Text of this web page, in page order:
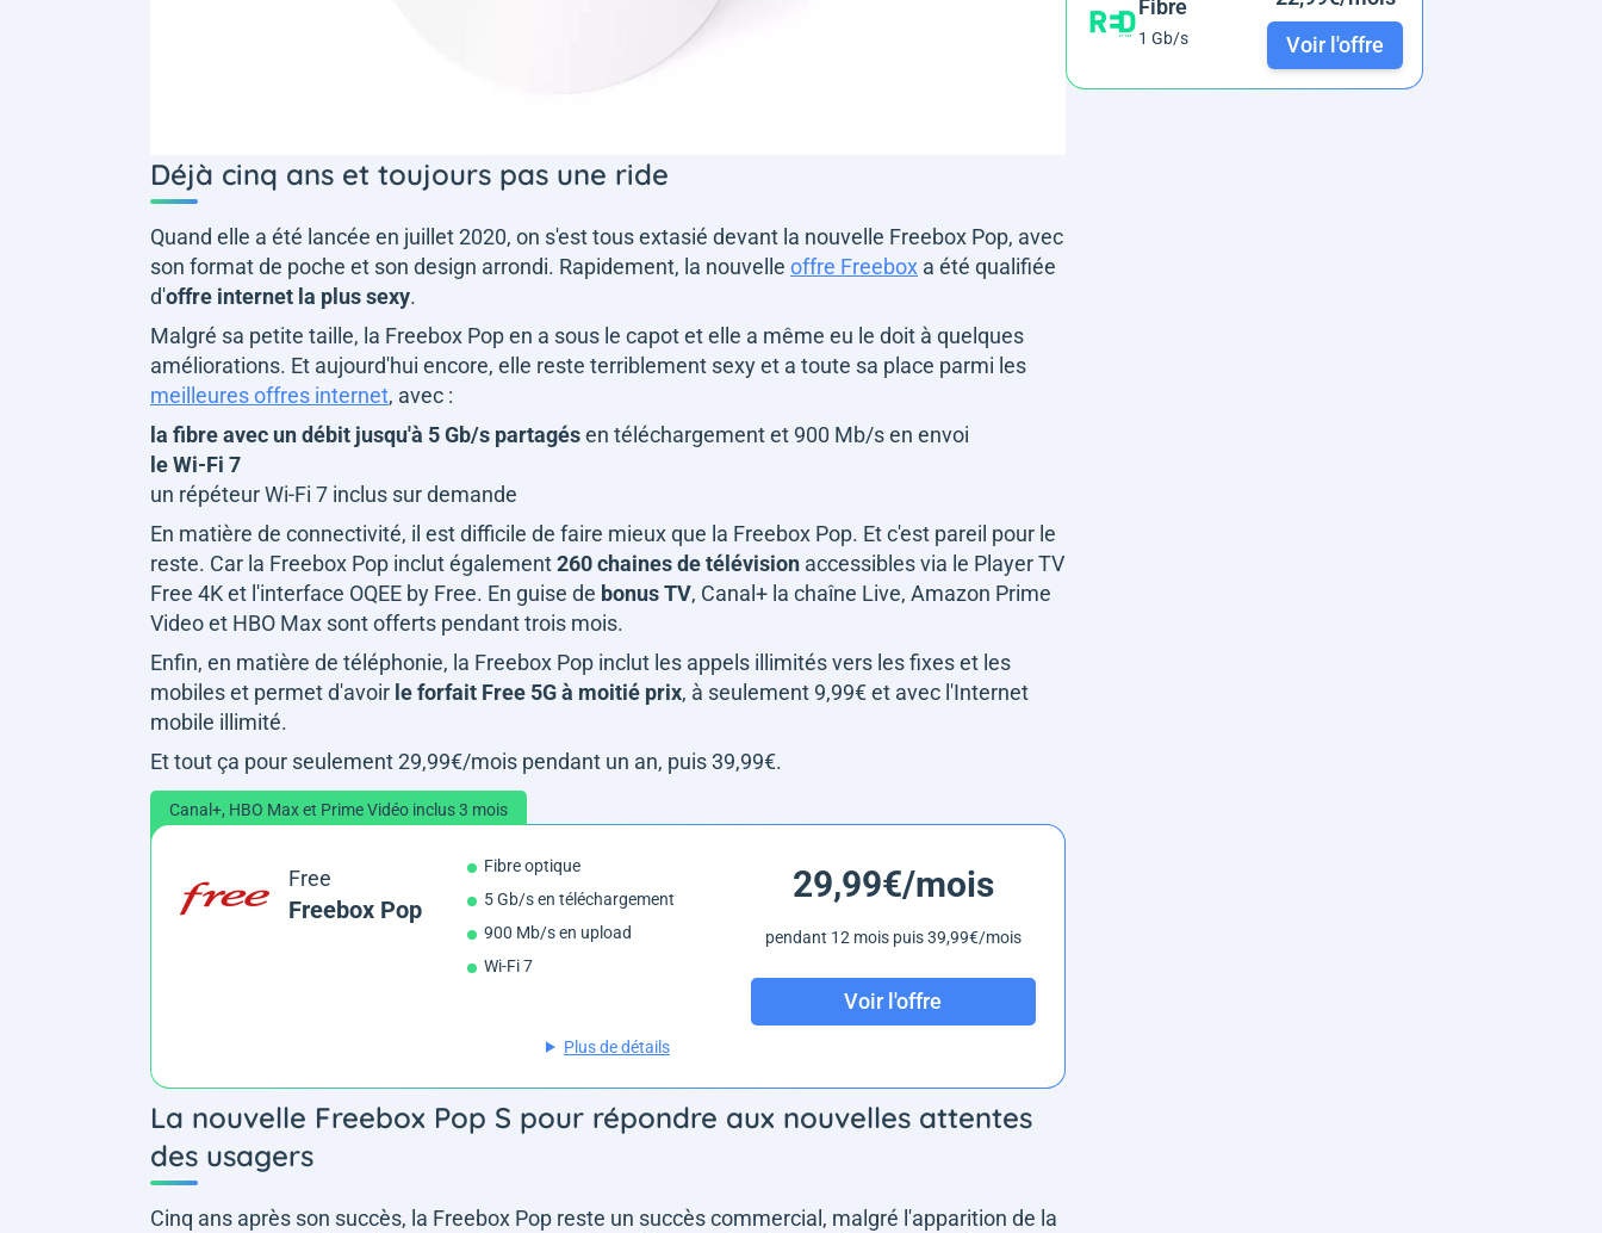
Déjà cinq ans et toujours pas une ride
Quand elle a été lancée en juillet 2020, on s'est tous extasié devant la nouvelle Freebox Pop, avec
son format de poche et son design arrondi. Rapidement, la nouvelle offre Freebox a été qualifiée
d'offre internet la plus sexy.
Malgré sa petite taille, la Freebox Pop en a sous le capot et elle a même eu le doit à quelques
améliorations. Et aujourd'hui encore, elle reste terriblement sexy et a toute sa place parmi les
meilleures offres internet, avec :
la fibre avec un débit jusqu'à 5 Gb/s partagésen téléchargement et 900 Mb/s en envoi
le Wi-Fi 7
un répéteur Wi-Fi 7 inclus sur demande
En matière de connectivité, il est difficile de faire mieux que la Freebox Pop. Et c'est pareil pour le
reste. Car la Freebox Pop inclut également260 chaines de télévision accessibles via le Player TV
Free 4K et l'interface OQEE by Free. En guise de bonus TV, Canal+ la chaîne Live, Amazon Prime
Video et HBO Max sont offerts pendant trois mois.
Enfin, en matière de téléphonie, la Freebox Pop inclut les appels illimités vers les fixes et les
mobiles et permet d'avoir le forfait Free 5G à moitié prix, à seulement 9,99€ et avec l'Internet
mobile illimité.
Et tout ça pour seulement 29,99€/mois pendant un an, puis 39,99€.
Canal+, HBO Max et Prime Vidéo inclus 3 mois
Free
Freebox Pop
Fibre optique
5 Gb/s en téléchargement
900 Mb/s en upload
Wi-Fi 7
29,99€/mois
pendant 12 mois puis 39,99€/mois
Voir l'offre
Plus de détails
La nouvelle Freebox Pop S pour répondre aux nouvelles attentes
des usagers
Cinq ans après son succès, la Freebox Pop reste un succès commercial, malgré l'apparition de la
Fibre
1 Gb/s
Voir l'offre